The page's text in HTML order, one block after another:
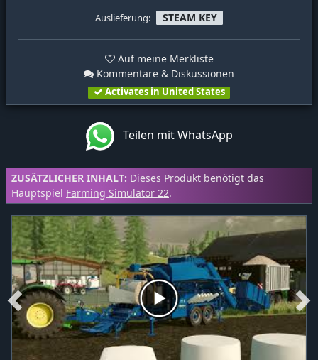
Auslieferung: STEAM KEY
Auf meine Merkliste
Kommentare & Diskussionen
Activates in United States
Teilen mit WhatsApp
ZUSÄTZLICHER INHALT: Dieses Produkt benötigt das
Hauptspiel Farming Simulator 22.